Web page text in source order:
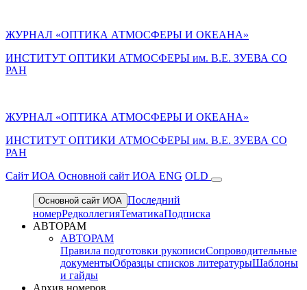
ЖУРНАЛ «ОПТИКА АТМОСФЕРЫ И ОКЕАНА»
ИНСТИТУТ ОПТИКИ АТМОСФЕРЫ им. В.Е. ЗУЕВА СО
РАН
ЖУРНАЛ «ОПТИКА АТМОСФЕРЫ И ОКЕАНА»
ИНСТИТУТ ОПТИКИ АТМОСФЕРЫ им. В.Е. ЗУЕВА СО
РАН
Cайт ИОА Основной сайт ИОА ENG OLD
Основной сайт ИОА Последний
номерРедколлегияТематикаПодписка
АВТОРАМ
АВТОРАМ
Правила подготовки рукописиСопроводительные
документыОбразцы списков литературыШаблоны
и гайды
Архив номеров